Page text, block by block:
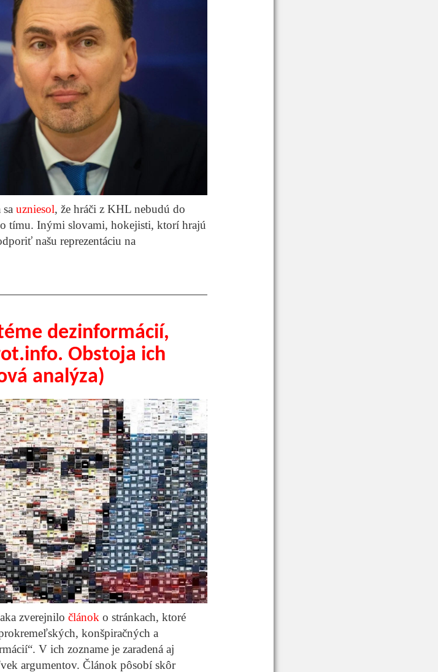
uzniesol, že hráči z KHL nebudú do
tímu. Inými slovami, hokejisti, ktorí hrajú
našu reprezentáciu na
dezinformácií,
Obstoja ich
analýza)
zverejnilo článok o stránkach, ktoré
konšpiračných a
V ich zozname je zaradená aj
argumentov. Článok pôsobí skôr